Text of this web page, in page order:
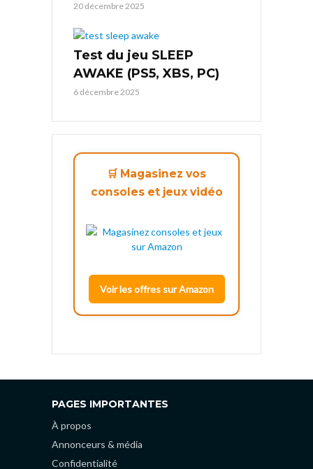
20 décembre 2025
Test du jeu SLEEP
AWAKE (PS5, XBS, PC)
6 décembre 2025
🛒 Magasinez vos
consoles et jeux vidéo
Voir les offres sur Amazon
PAGES IMPORTANTES
À propos
Annonceurs & média
Confidentialité